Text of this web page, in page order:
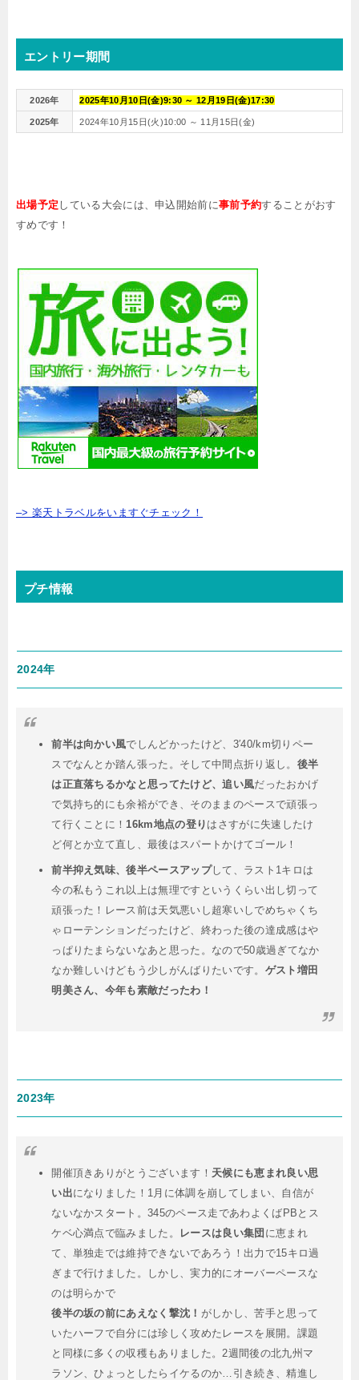
エントリー期間
2026年 2025年10月10日(金)9:30 ～ 12月19日(金)17:30
2025年 2024年10月15日(火)10:00 ～ 11月15日(金)
出場予定 している大会には、申込開始前に事前予約することがおす
すめです！
–> 楽天トラベルをいますぐチェック！
プチ情報
2024年
前半は向かい風でしんどかったけど、3′40/km切りペー
スでなんとか踏ん張った。そして中間点折り返し。 後半
は正直落ちるかなと思ってたけど、追い風だったおかげ
で気持ち的にも余裕ができ、そのままのペースで頑張っ
て行くことに！16km地点の登り はさすがに失速したけ
ど何とか立て直し、最後はスパートかけてゴール！
前半抑え気味、後半ペースアップして、ラスト1キロは
今の私もうこれ以上は無理ですというくらい出し切って
頑張った！レース前は天気悪いし超寒いしでめちゃくち
ゃローテンションだったけど、終わった後の達成感はや
っぱりたまらないなあと思った。なので50歳過ぎてなか
なか難しいけどもう少しがんばりたいです。 ゲスト増田
明美さん、今年も素敵だったわ！
2023年
開催頂きありがとうございます！ 天候にも恵まれ良い思
い出になりました！1月に体調を崩してしまい、自信が
ないなかスタート。345のペース走であわよくばPBとス
ケベ心満点で臨みました。
レースは良い集団 に恵まれ
て、単独走では維持できないであろう！出力で15キロ過
ぎまで行けました。しかし、実力的にオーバーペースな
のは明らかで
後半の坂の前にあえなく撃沈！ がしかし、苦手と思って
いたハーフで自分には珍しく攻めたレースを展開。課題
と同様に多くの収穫もありました。2週間後の北九州マ
ラソン、ひょっとしたらイケるのか…引き続き、精進し